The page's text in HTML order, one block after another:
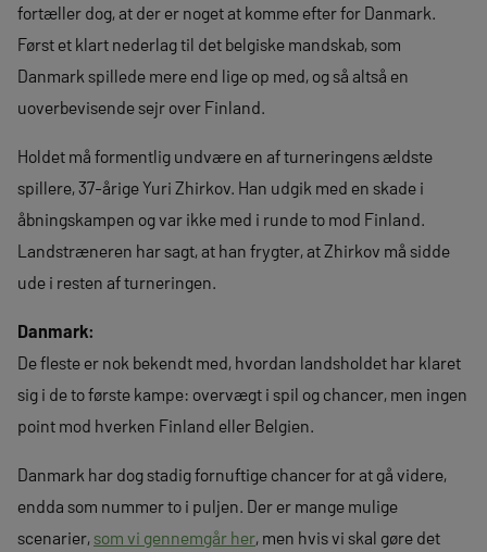
fortæller dog, at der er noget at komme efter for Danmark.
Først et klart nederlag til det belgiske mandskab, som
Danmark spillede mere end lige op med, og så altså en
uoverbevisende sejr over Finland.
Holdet må formentlig undvære en af turneringens ældste
spillere, 37-årige Yuri Zhirkov. Han udgik med en skade i
åbningskampen og var ikke med i runde to mod Finland.
Landstræneren har sagt, at han frygter, at Zhirkov må sidde
ude i resten af turneringen.
Danmark:
De fleste er nok bekendt med, hvordan landsholdet har klaret
sig i de to første kampe: overvægt i spil og chancer, men ingen
point mod hverken Finland eller Belgien.
Danmark har dog stadig fornuftige chancer for at gå videre,
endda som nummer to i puljen. Der er mange mulige
scenarier, som vi gennemgår her, men hvis vi skal gøre det